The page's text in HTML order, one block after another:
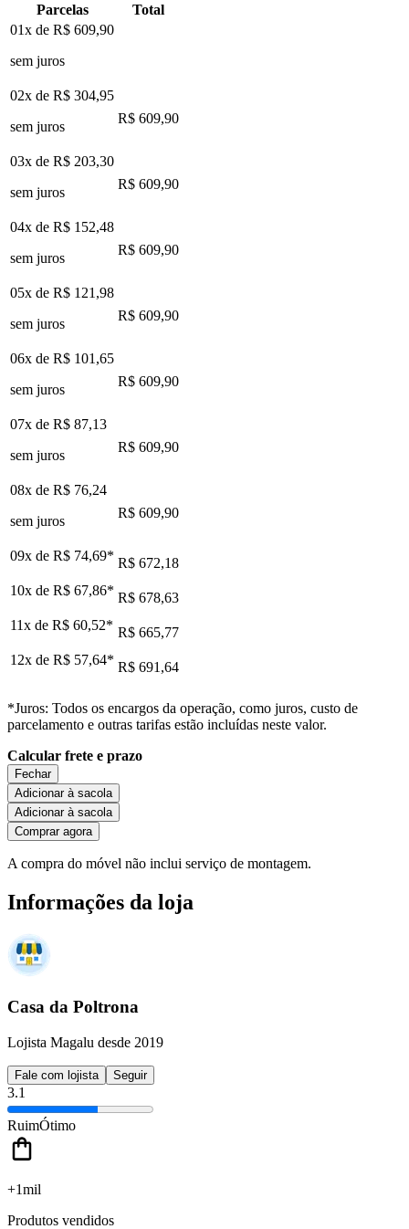
Parcelas
Total
01x de R$ 609,90
sem juros
02x de R$ 304,95
sem juros
R$ 609,90
03x de R$ 203,30
sem juros
R$ 609,90
04x de R$ 152,48
sem juros
R$ 609,90
05x de R$ 121,98
sem juros
R$ 609,90
06x de R$ 101,65
sem juros
R$ 609,90
07x de R$ 87,13
sem juros
R$ 609,90
08x de R$ 76,24
sem juros
R$ 609,90
09x de R$ 74,69* R$ 672,18
10x de R$ 67,86* R$ 678,63
11x de R$ 60,52* R$ 665,77
12x de R$ 57,64* R$ 691,64
*Juros: Todos os encargos da operação, como juros, custo de
parcelamento e outras tarifas estão incluídas neste valor.
Calcular frete e prazo
Fechar
Adicionar à sacola
Adicionar à sacola
Comprar agora
A compra do móvel não inclui serviço de montagem.
Informações da loja
Casa da Poltrona
Lojista Magalu desde 2019
Fale com lojista Seguir
3.1
RuimÓtimo
+1mil
Produtos vendidos